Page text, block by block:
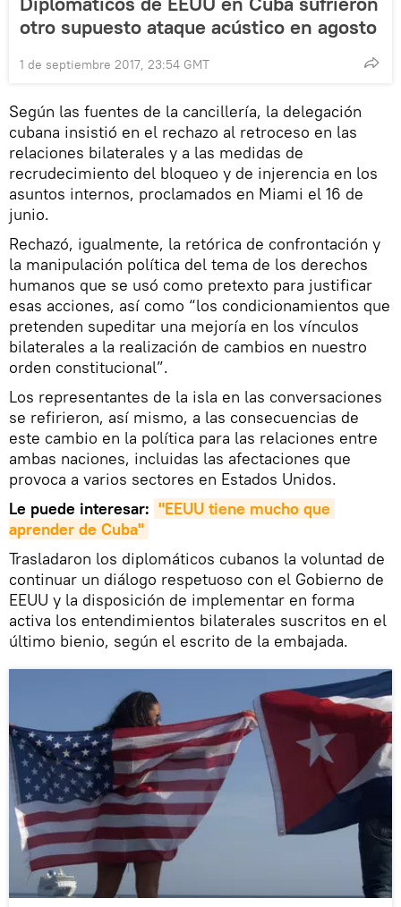
otro supuesto ataque acústico en agosto
1 de septiembre 2017, 23:54 GMT
Según las fuentes de la cancillería, la delegación
cubana insistió en el rechazo al retroceso en las
relaciones bilaterales y a las medidas de
recrudecimiento del bloqueo y de injerencia en los
asuntos internos, proclamados en Miami el 16 de
junio.
Rechazó, igualmente, la retórica de confrontación y
la manipulación política del tema de los derechos
humanos que se usó como pretexto para justificar
esas acciones, así como “los condicionamientos que
pretenden supeditar una mejoría en los vínculos
bilaterales a la realización de cambios en nuestro
orden constitucional”.
Los representantes de la isla en las conversaciones
se refirieron, así mismo, a las consecuencias de
este cambio en la política para las relaciones entre
ambas naciones, incluidas las afectaciones que
provoca a varios sectores en Estados Unidos.
Le puede interesar: "EEUU tiene mucho que
aprender de Cuba"
Trasladaron los diplomáticos cubanos la voluntad de
continuar un diálogo respetuoso con el Gobierno de
EEUU y la disposición de implementar en forma
activa los entendimientos bilaterales suscritos en el
último bienio, según el escrito de la embajada.